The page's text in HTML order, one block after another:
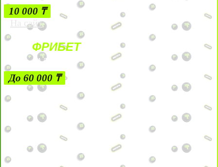
10 000 ₸
На сайт
ФРИБЕТ
ЗА ДЕПОЗИТЫ
До 60 000 ₸